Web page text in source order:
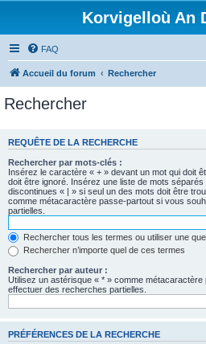
Korvigelloù An
FAQ
Accueil du forum Rechercher
Rechercher
REQUÊTE DE LA RECHERCHE
Rechercher par mots-clés :
Insérez le caractère « + » devant un mot qui doit
doit être ignoré. Insérez une liste de mots
discontinues « | » si seul un des mots doit être
comme métacaractère passe-partout si vous
partielles.
Rechercher tous les termes ou utiliser une
Rechercher n’importe quel de ces termes
Rechercher par auteur :
Utilisez un astérisque « * » comme
effectuer des recherches partielles.
PRÉFÉRENCES DE LA RECHERCHE